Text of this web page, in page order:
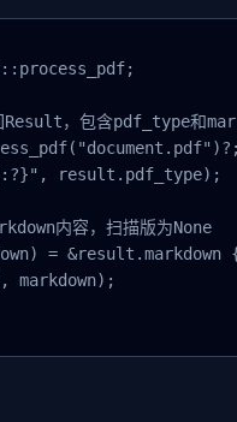
，包含pdf_type和
result.pdf_type);  //
内容，扫描版为None
= &result.markdown
markdown);